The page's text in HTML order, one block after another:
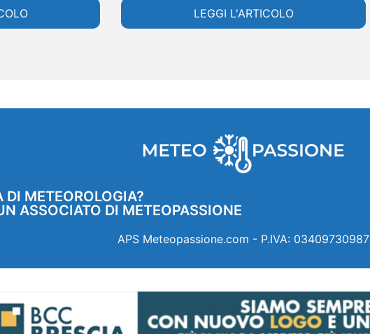
LEGGI L'ARTICOLO
DI METEOROLOGIA?
ASSOCIATO DI METEOPASSIONE
APS Meteopassione.com - P.IVA: 03409730987